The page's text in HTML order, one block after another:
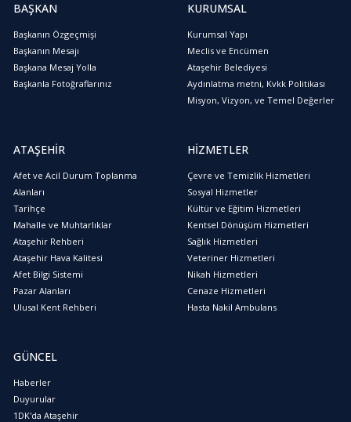
BAŞKAN
Başkanın Özgeçmişi
Başkanın Mesajı
Başkana Mesaj Yolla
Başkanla Fotoğraflarınız
KURUMSAL
Kurumsal Yapı
Meclis ve Encümen
Ataşehir Belediyesi
Aydınlatma metni, Kvkk Politikası
Misyon, Vizyon, ve Temel Değerler
ATAŞEHİR
Afet ve Acil Durum Toplanma
Alanları
Tarihçe
Mahalle ve Muhtarlıklar
Ataşehir Rehberi
Ataşehir Hava Kalitesi
Afet Bilgi Sistemi
Pazar Alanları
Ulusal Kent Rehberi
HİZMETLER
Çevre ve Temizlik Hizmetleri
Sosyal Hizmetler
Kültür ve Eğitim Hizmetleri
Kentsel Dönüşüm Hizmetleri
Sağlık Hizmetleri
Veteriner Hizmetleri
Nikah Hizmetleri
Cenaze Hizmetleri
Hasta Nakil Ambulans
GÜNCEL
Haberler
Duyurular
1DK'da Ataşehir